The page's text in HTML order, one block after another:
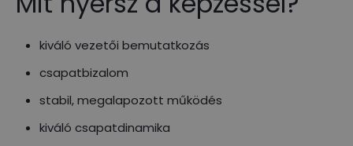
kiváló vezetői bemutatkozás
csapatbizalom
stabil, megalapozott működés
kiváló csapatdinamika